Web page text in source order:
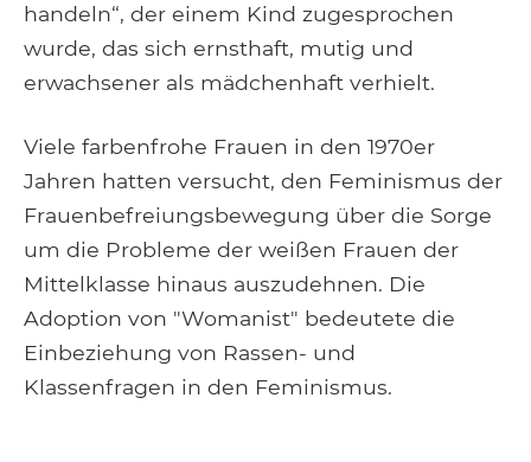
handeln“, der einem Kind zugesprochen
wurde, das sich ernsthaft, mutig und
erwachsener als mädchenhaft verhielt.
Viele farbenfrohe Frauen in den 1970er
Jahren hatten versucht, den Feminismus der
Frauenbefreiungsbewegung über die Sorge
um die Probleme der weißen Frauen der
Mittelklasse hinaus auszudehnen. Die
Adoption von "Womanist" bedeutete die
Einbeziehung von Rassen- und
Klassenfragen in den Feminismus.